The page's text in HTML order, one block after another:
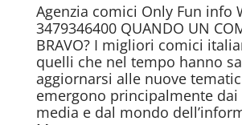
Agenzia comici Only Fun info
3479346400 QUANDO UN
BRAVO? I migliori comici
quelli che nel tempo hanno
aggiornarsi alle nuove
emergono principalmente dai
media e dal mondo